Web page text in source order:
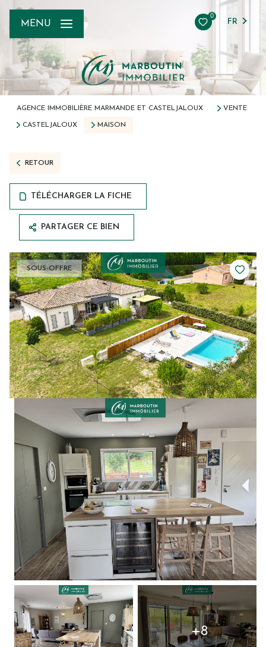
0
FR
MENU
AGENCE IMMOBILIÈRE MARMANDE ET CASTELJALOUX VENTE
CASTELJALOUX MAISON
RETOUR
TÉLÉCHARGER LA FICHE
PARTAGER CE BIEN
SOUS-OFFRE
+8